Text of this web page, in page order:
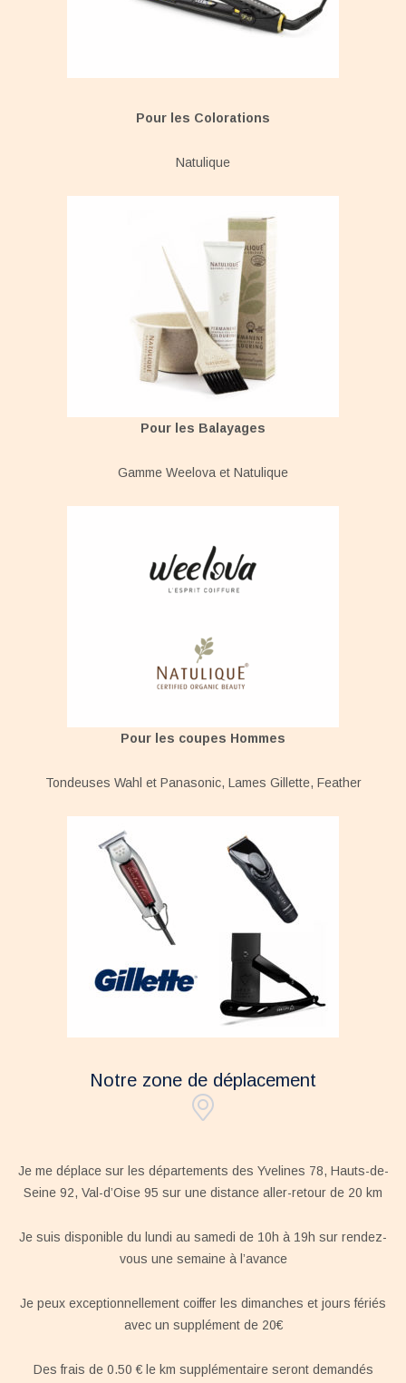
Pour les Colorations
Natulique
Pour les Balayages
Gamme Weelova et Natulique
Pour les coupes Hommes
Tondeuses Wahl et Panasonic, Lames Gillette, Feather
Notre zone de déplacement
Je me déplace sur les départements des Yvelines 78, Hauts-de-
Seine 92, Val-d’Oise 95 sur une distance aller-retour de 20 km
Je suis disponible du lundi au samedi de 10h à 19h sur rendez-
vous une semaine à l’avance
Je peux exceptionnellement coiffer les dimanches et jours fériés
avec un supplément de 20€
Des frais de 0.50 € le km supplémentaire seront demandés